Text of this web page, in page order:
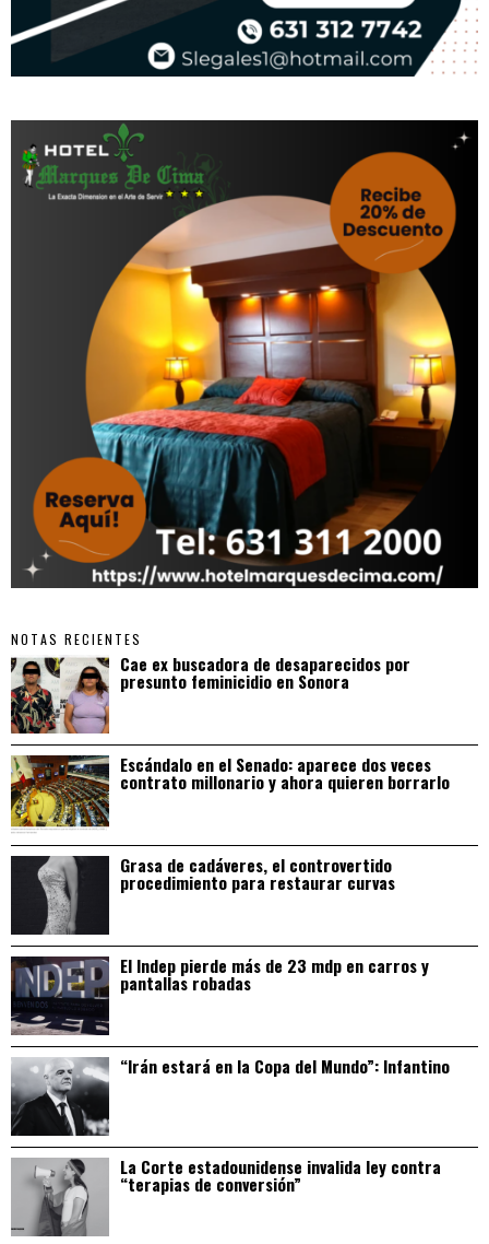
NOTAS RECIENTES
Cae ex buscadora de desaparecidos por
presunto feminicidio en Sonora
Escándalo en el Senado: aparece dos veces
contrato millonario y ahora quieren borrarlo
Grasa de cadáveres, el controvertido
procedimiento para restaurar curvas
El Indep pierde más de 23 mdp en carros y
pantallas robadas
“Irán estará en la Copa del Mundo”: Infantino
La Corte estadounidense invalida ley contra
“terapias de conversión”